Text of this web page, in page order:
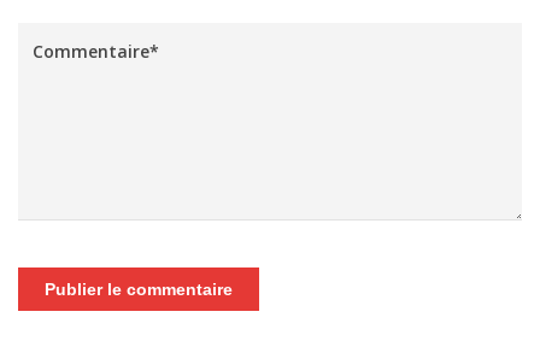
Publier le commentaire